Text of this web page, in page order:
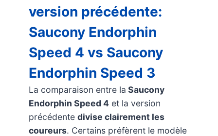
version précédente:
Saucony Endorphin
Speed 4 vs Saucony
Endorphin Speed 3
La comparaison entre la Saucony
Endorphin Speed 4 et la version
précédente divise clairement les
coureurs. Certains préfèrent le modèle